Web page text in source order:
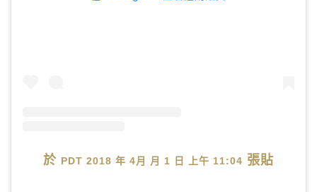
於 PDT 2018 年 4月 月 1 日 上午 11:04 張貼